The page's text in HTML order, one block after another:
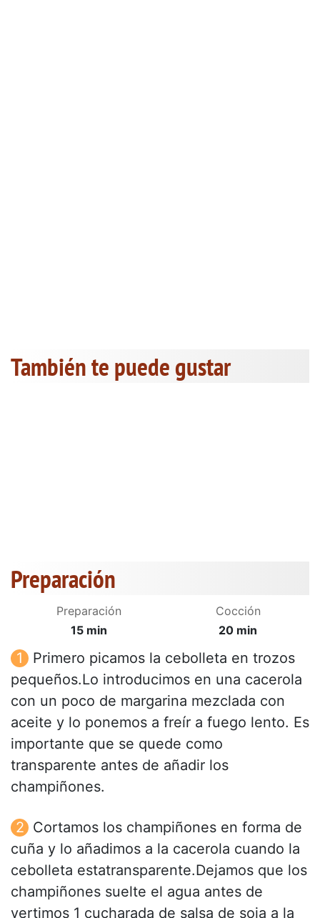
También te puede gustar
Preparación
Preparación
15 min
Cocción
20 min
Primero picamos la cebolleta en trozos
pequeños.Lo introducimos en una cacerola
con un poco de margarina mezclada con
aceite y lo ponemos a freír a fuego lento. Es
importante que se quede como
transparente antes de añadir los
champiñones.
Cortamos los champiñones en forma de
cuña y lo añadimos a la cacerola cuando la
cebolleta estatransparente.Dejamos que los
champiñones suelte el agua antes de
vertimos 1 cucharada de salsa de soja a la